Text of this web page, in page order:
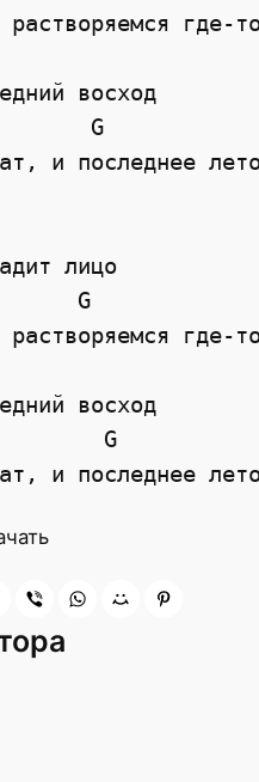
растворяемся где-
восход
G
и последнее
лицо
G
растворяемся где-
восход
G